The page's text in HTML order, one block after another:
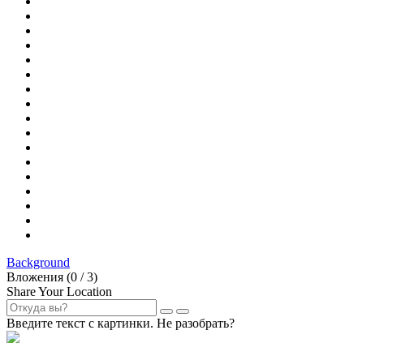
Background
Вложения (0 / 3)
Share Your Location
Введите текст с картинки. Не разобрать?